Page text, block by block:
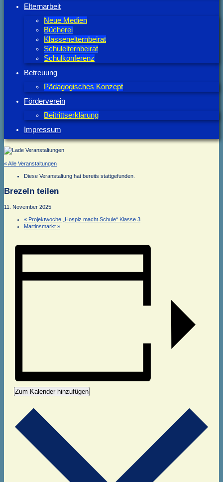
Elternarbeit
Neue Medien
Bücherei
Klassenelternbeirat
Schulelternbeirat
Schulkonferenz
Betreuung
Pädagogisches Konzept
Förderverein
Beitrittserklärung
Impressum
« Alle Veranstaltungen
Diese Veranstaltung hat bereits stattgefunden.
Brezeln teilen
11. November 2025
« Projektwoche „Hospiz macht Schule“ Klasse 3
Martinsmarkt »
Zum Kalender hinzufügen